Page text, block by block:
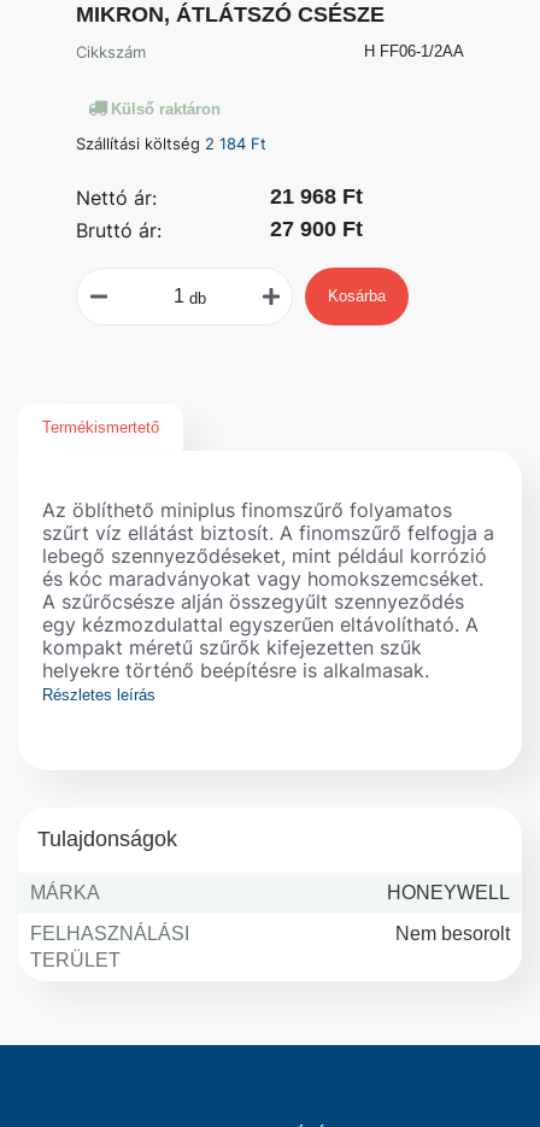
MIKRON, ÁTLÁTSZÓ CSÉSZE
Cikkszám H FF06-1/2AA
Külső raktáron
Szállítási költség 2 184 Ft
Nettó ár:
21 968 Ft
Bruttó ár:
27 900 Ft
db Kosárba
Termékismertető
Az öblíthető miniplus finomszűrő folyamatos
szűrt víz ellátást biztosít. A finomszűrő felfogja a
lebegő szennyeződéseket, mint például korrózió
és kóc maradványokat vagy homokszemcséket.
A szűrőcsésze alján összegyűlt szennyeződés
egy kézmozdulattal egyszerűen eltávolítható. A
kompakt méretű szűrők kifejezetten szűk
helyekre történő beépítésre is alkalmasak.
Integrált szűrő
Átlátszó szűrőcsésze
Rögzítési helyzet
Max. üzemi hőm.
•A szűrő szennyezettsége könnyen
Részletes leírás
Tulajdonságok
MÁRKA
HONEYWELL
FELHASZNÁLÁSI
TERÜLET
Nem besorolt